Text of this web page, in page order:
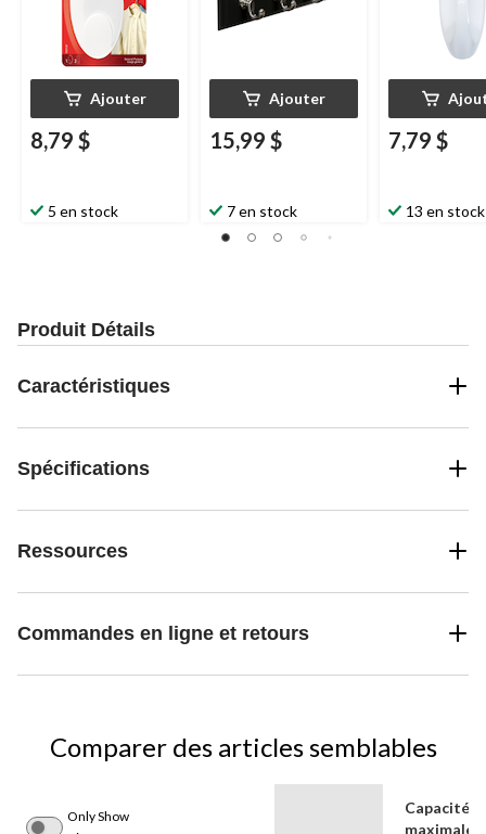
Ajouter
8,79 $
5 en stock
Ajouter
15,99 $
7 en stock
7,79 $
13 en stock
Produit Détails
Caractéristiques
Spécifications
Ressources
Commandes en ligne et retours
Comparer des articles semblables
Only Show
Capacité
maximale